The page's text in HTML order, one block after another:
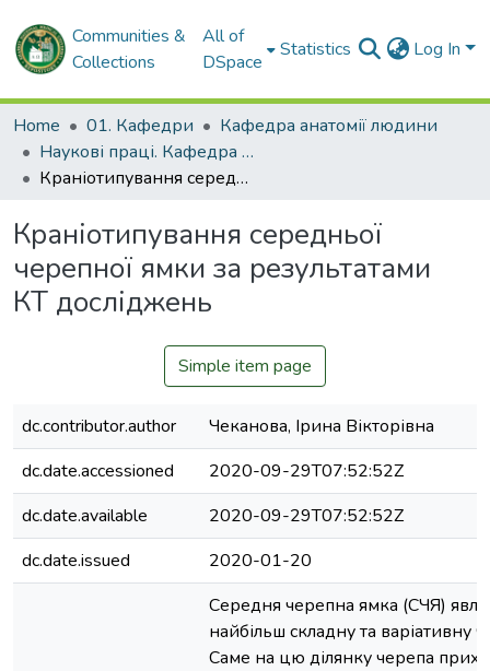
Communities &
Collections
All of
DSpace
Statistics Log In
Home 01. Кафедри
Кафедра анатомії людини
Наукові праці. Кафедра анатомії людини
Краніотипування середньої черепної ямки за результатами КТ досліджень
Краніотипування середньої
черепної ямки за результатами
КТ досліджень
Simple item page
dc.contributor.author
Чеканова, Ірина Вікторівна
dc.date.accessioned
2020-09-29T07:52:52Z
dc.date.available
2020-09-29T07:52:52Z
dc.date.issued
2020-01-20
Середня черепна ямка (СЧЯ)
найбільш складну та варіативну
Саме на цю ділянку черепа